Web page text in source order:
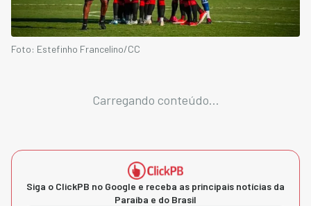
Foto: Estefinho Francelino/CC
Carregando conteúdo...
Siga o ClickPB no Google e receba as principais notícias da
Paraíba e do Brasil